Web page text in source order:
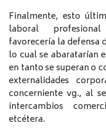
Finalmente, esto
laboral profesional
favorecería la defensa
lo cual se abaratarían
en tanto se superan o
externalidades
concerniente vg., al
intercambios
etcétera.